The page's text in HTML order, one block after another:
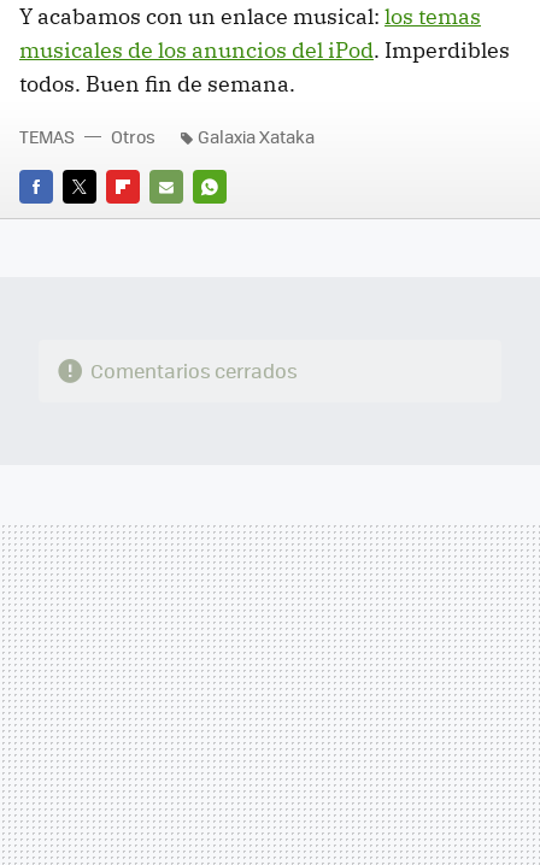
Y acabamos con un enlace musical: los temas
musicales de los anuncios del iPod. Imperdibles
todos. Buen fin de semana.
FACEBOOK
TWITTERFLIPBOARD
E-
WHATSAPP
TEMAS Otros Galaxia Xataka
Comentarios cerrados